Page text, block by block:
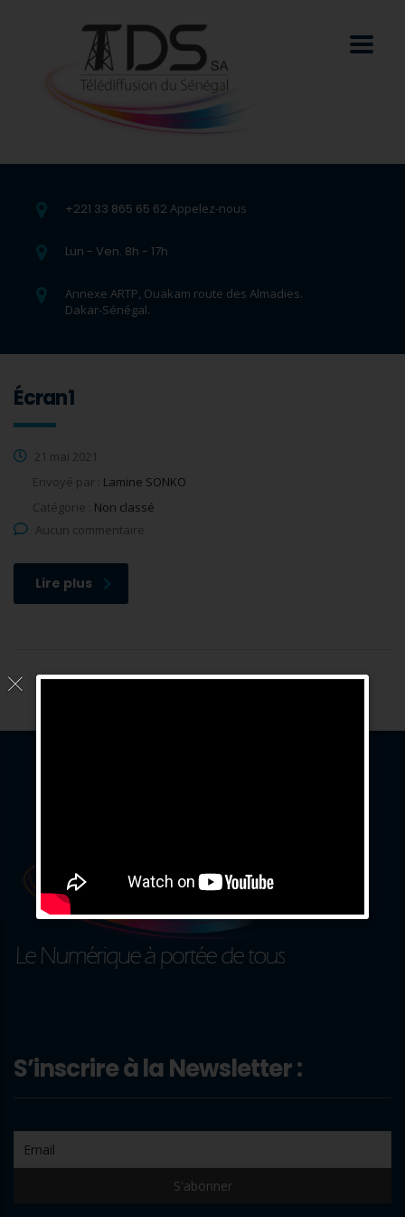
+221 33 865 65 62 Appelez-nous
Lun - Ven. 8h - 17h
Annexe ARTP, Ouakam route des Almadies.
Dakar-Sénégal.
Écran1
21 mai 2021
Envoyé par : Lamine SONKO
Catégorie : Non classé
Aucun commentaire
Lire plus
S’inscrire à la Newsletter :